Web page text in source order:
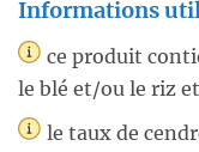
Informations
ce produit
le blé et/ou le riz
le taux de